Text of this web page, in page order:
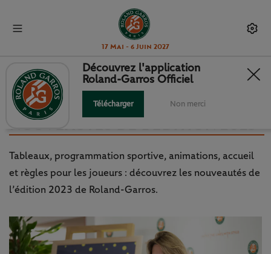
17 Mai - 6 Juin 2027
ROLAND-GARROS :
PROGRAMMATION ET
NOUVEAUTÉS DE L’ÉDITION 2023
Tableaux, programmation sportive, animations, accueil
et règles pour les joueurs : découvrez les nouveautés de
l’édition 2023 de Roland-Garros.
Découvrez l'application
Roland-Garros Officiel
Télécharger Non merci